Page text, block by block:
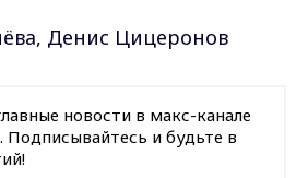
Денис Цицеронов
новости в макс-канале
. Подписывайтесь и будьте в